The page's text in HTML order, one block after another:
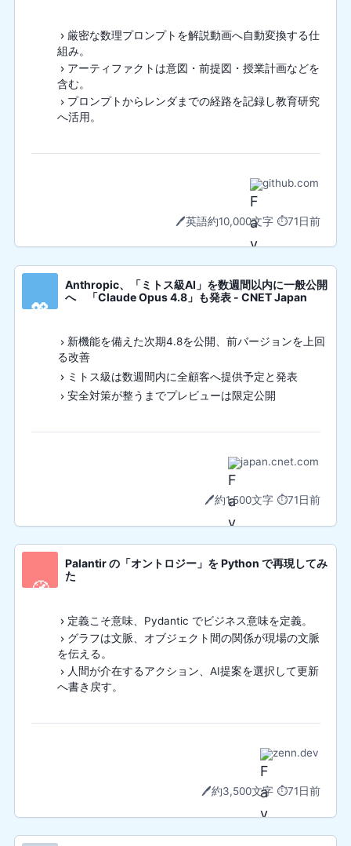
厳密な数理プロンプトを解説動画へ自動変換する仕
組み。
アーティファクトは意図・前提図・授業計画などを
含む。
プロンプトからレンダまでの経路を記録し教育研究
へ活用。
github.com
🖊️英語約10,000文字⏱️71日前
💖
Anthropic、「ミトス級AI」を数週間以内に一般公開
へ 「Claude Opus 4.8」も発表 - CNET Japan
新機能を備えた次期4.8を公開、前バージョンを上回
る改善
ミトス級は数週間内に全顧客へ提供予定と発表
安全対策が整うまでプレビューは限定公開
japan.cnet.com
🖊️約1,500文字⏱️71日前
🧭
Palantir の「オントロジー」を Python で再現してみ
た
定義こそ意味、Pydantic でビジネス意味を定義。
グラフは文脈、オブジェクト間の関係が現場の文脈
を伝える。
人間が介在するアクション、AI提案を選択して更新
へ書き戻す。
zenn.dev
🖊️約3,500文字⏱️71日前